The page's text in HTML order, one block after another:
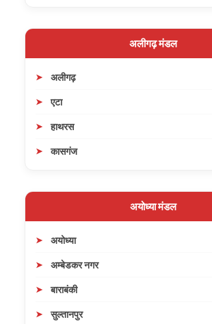
अलीगढ़ मंडल
अलीगढ़
एटा
हाथरस
कासगंज
अयोध्या मंडल
अयोध्या
अम्बेडकर नगर
बाराबंकी
सुल्तानपुर